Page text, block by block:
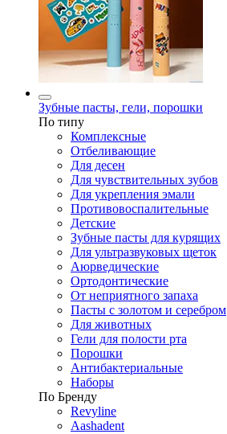
Зубные пасты, гели, порошки
По типу
Комплексные
Отбеливающие
Для десен
Для чувствительных зубов
Для укрепления эмали
Противовоспалительные
Детские
Зубные пасты для курящих
Для ультразвуковых щеток
Аюрведические
Ортодонтические
От неприятного запаха
Пасты с золотом и серебром
Для животных
Гели для полости рта
Порошки
Антибактериальные
Наборы
По Бренду
Revyline
Aashadent